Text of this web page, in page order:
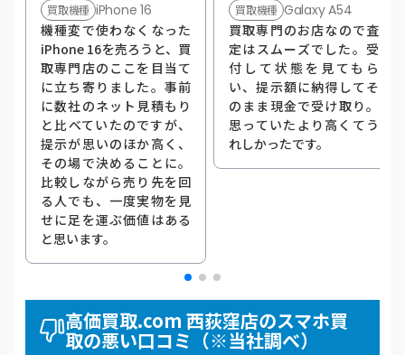
買取機種 iPhone 16
機種変で使わなくなった
iPhone 16を売ろうと、買
取専門店のここを目当て
に立ち寄りました。事前
に数社のネット見積もり
と比べていたのですが、
提示が思いのほか高く、
その場で決めることに。
比較しながら売り先を回
る人でも、一度実物を見
せに足を運ぶ価値はある
と思います。
買取機種 Galaxy A54
買取専門のお店なので査
定はスムーズでした。受
付して状態を見てもら
い、提示額に納得してそ
のまま現金で受け取り。
思っていたより高くてう
れしかったです。
高価買取.com 西荻窪店のスマホ買
取の悪い口コミ（※当社調べ）